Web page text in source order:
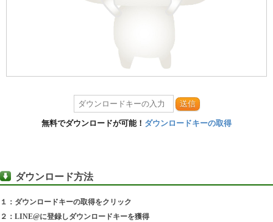
送信
無料でダウンロードが可能！ ダウンロードキーの取得
ダウンロード方法
１：ダウンロードキーの取得をクリック
２：LINE@に登録しダウンロードキーを獲得